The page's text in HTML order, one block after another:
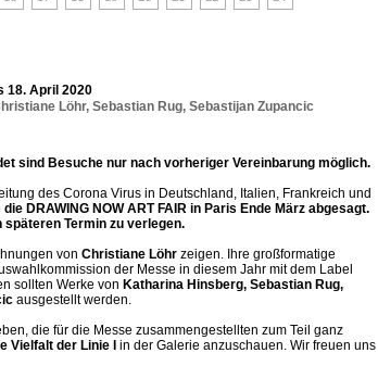
18. April 2020
Löhr, Sebastian Rug, Sebastijan Zupancic
sind Besuche nur nach vorheriger Vereinbarung möglich.
des Corona Virus in Deutschland, Italien, Frankreich und
die DRAWING NOW ART FAIR in Paris Ende März abgesagt.
späteren Termin zu verlegen.
von Christiane Löhr zeigen. Ihre großformatige
der Messe in diesem Jahr mit dem Label
sollten Werke von Katharina Hinsberg, Sebastian Rug,
ausgestellt werden.
die für die Messe zusammengestellten zum Teil ganz
Vielfalt der Linie I
in der Galerie anzuschauen. Wir freuen uns